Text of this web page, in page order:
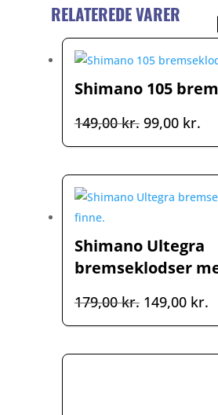
RELATEREDE VARER
Shimano 105
149,00kr. Den
oprindelige
149,00 kr..
99,00 kr.
Shimano Ultegra
bremseklodser
179,00kr. Den
oprindelige
149,00 kr.